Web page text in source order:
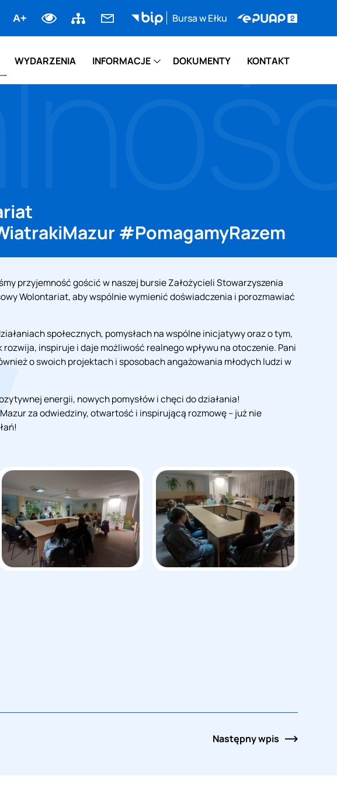
A+ Mapa
strony
bursa@bursa.elk.plBursa w Ełku e-
PUAP2
WYDARZENIA INFORMACJE DOKUMENTY KONTAKT
#PomagamyRazem
przyjemność gościć w naszej bursie Założycieli Stowarzyszenia
Wolontariat, aby wspólnie wymienić doświadczenia i porozmawiać
społecznych, pomysłach na wspólne inicjatywy oraz o tym,
inspiruje i daje możliwość realnego wpływu na otoczenie. Pani
o swoich projektach i sposobach angażowania młodych ludzi w
energii, nowych pomysłów i chęci do działania!
za odwiedziny, otwartość i inspirującą rozmowę – już nie
Następnywpis